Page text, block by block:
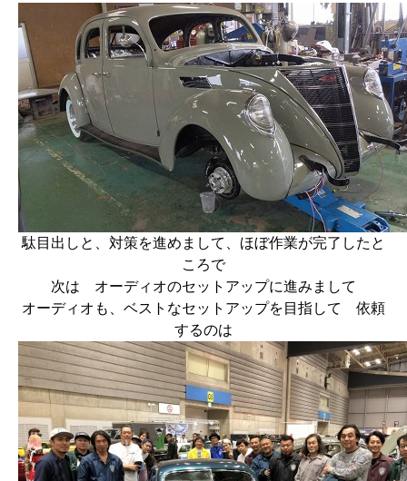
駄目出しと、対策を進めまして、ほぼ作業が完了したと
ころで
次は オーディオのセットアップに進みまして
オーディオも、ベストなセットアップを目指して 依頼
するのは